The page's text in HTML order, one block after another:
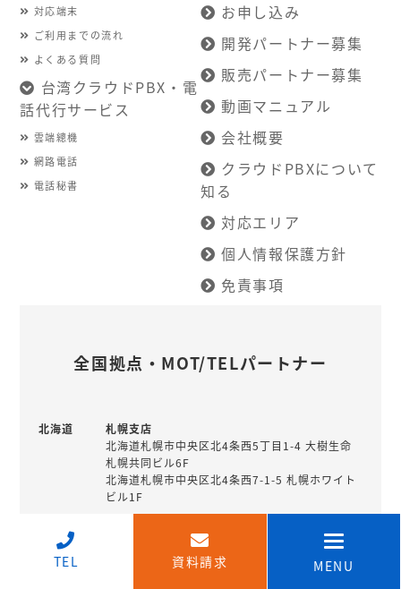
対応端末
ご利用までの流れ
よくある質問
台湾クラウドPBX・電
話代行サービス
雲端總機
網路電話
電話秘書
お申し込み
開発パートナー募集
販売パートナー募集
動画マニュアル
会社概要
クラウドPBXについて
知る
対応エリア
個人情報保護方針
免責事項
全国拠点・MOT/TELパートナー
北海道
札幌支店
北海道札幌市中央区北4条西5丁目1-4 大樹生命
札幌共同ビル6F
北海道札幌市中央区北4条西7-1-5 札幌ホワイト
ビル1F
北海道釧路市北大通10丁目1-4 北陸銀行住友生
TEL 資料請求 MENU